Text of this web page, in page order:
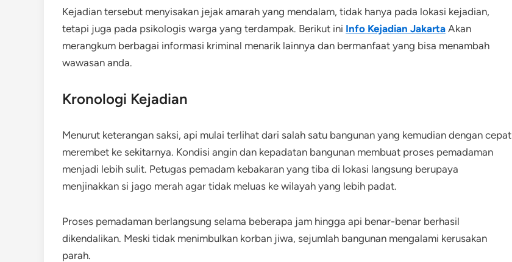
Kejadian tersebut menyisakan jejak amarah yang mendalam, tidak hanya pada lokasi kejadian,
tetapi juga pada psikologis warga yang terdampak. Berikut ini Info Kejadian Jakarta Akan
merangkum berbagai informasi kriminal menarik lainnya dan bermanfaat yang bisa menambah
wawasan anda.
Kronologi Kejadian
Menurut keterangan saksi, api mulai terlihat dari salah satu bangunan yang kemudian dengan cepat
merembet ke sekitarnya. Kondisi angin dan kepadatan bangunan membuat proses pemadaman
menjadi lebih sulit. Petugas pemadam kebakaran yang tiba di lokasi langsung berupaya
menjinakkan si jago merah agar tidak meluas ke wilayah yang lebih padat.
Proses pemadaman berlangsung selama beberapa jam hingga api benar-benar berhasil
dikendalikan. Meski tidak menimbulkan korban jiwa, sejumlah bangunan mengalami kerusakan
parah.